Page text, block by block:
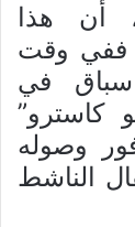
أن هذا
ففي وقت
في
كاسترو”
وصوله
الناشط